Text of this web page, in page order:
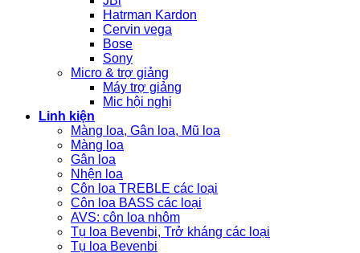
Hatrman Kardon
Cervin vega
Bose
Sony
Micro & trợ giảng
Máy trợ giảng
Mic hội nghị
Linh kiện
Màng loa, Gân loa, Mũ loa
Màng loa
Gân loa
Nhện loa
Côn loa TREBLE các loại
Côn loa BASS các loại
AVS: côn loa nhôm
Tụ loa Bevenbi, Trở kháng các loại
Tụ loa Bevenbi